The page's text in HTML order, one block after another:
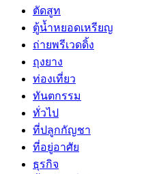
ตัดสูท
ตู้น้ำหยอดเหรียญ
ถ่ายพรีเวดดิ้ง
ถุงยาง
ท่องเที่ยว
ทันตกรรม
ทั่วไป
ที่ปลูกกัญชา
ที่อยู่อาศัย
ธุรกิจ